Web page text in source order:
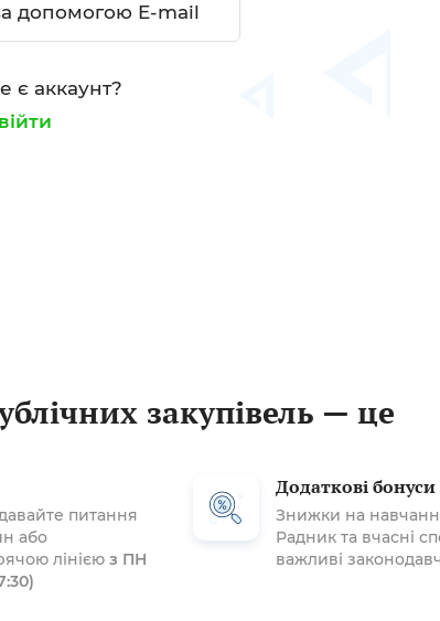
допомогою E-mail
є аккаунт?
закупівель — це
питання
або
лінією з ПН
Додаткові бонуси
Знижки на
Радник та вчасні
важливі